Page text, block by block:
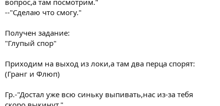
вопрос,а там посмотрим."
--"Сделаю что смогу."
Получен задание:
"Глупый спор"
Приходим на выход из локи,а там два перца спорят:
(Гранг и Флюп)
Гр.-"Достал уже всю синьку выпивать,нас из-за тебя